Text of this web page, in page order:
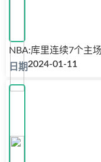
NBA:库里连续7个主
2024-01-11